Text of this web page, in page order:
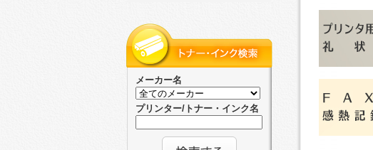
メーカー名
プリンター/トナー・インク名